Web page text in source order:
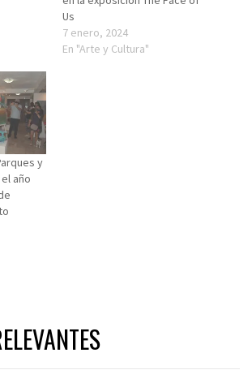
Us
7 enero, 2024
En "Arte y Cultura"
y
año